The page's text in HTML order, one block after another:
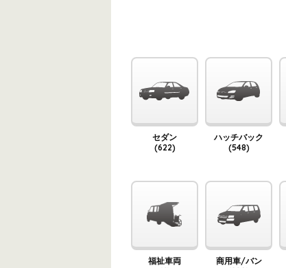
セダン
(622)
ハッチバック
(548)
福祉車両
商用車/バン